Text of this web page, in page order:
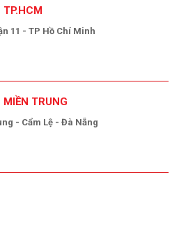
TP.HCM
11 - TP Hồ Chí Minh
TRUNG
- Cẩm Lệ - Đà Nẵng